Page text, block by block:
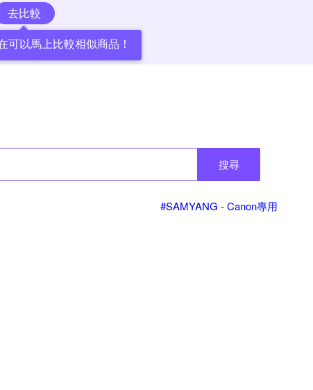
去比較
可以馬上比較相似商品！
搜尋
#SAMYANG - Canon專用